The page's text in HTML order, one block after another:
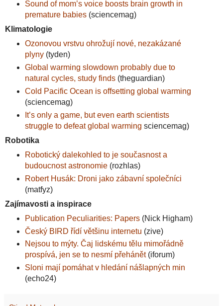
Sound of mom’s voice boosts brain growth in
premature babies(sciencemag)
Klimatologie
Ozonovou vrstvu ohrožují nové, nezakázané
plyny(tyden)
Global warming slowdown probably due to
natural cycles, study finds(theguardian)
Cold Pacific Ocean is offsetting global warming
(sciencemag)
It’s only a game, but even earth scientists
struggle to defeat global warming sciencemag)
Robotika
Robotický dalekohled to je současnost a
budoucnost astronomie(rozhlas)
Robert Husák: Droni jako zábavní společníci
(matfyz)
Zajímavosti a inspirace
Publication Peculiarities: Papers(Nick Higham)
Český BIRD řídí většinu internetu (zive)
Nejsou to mýty. Čaj lidskému tělu mimořádně
prospívá, jen se to nesmí přehánět(iforum)
Sloni mají pomáhat v hledání nášlapných min
(echo24)